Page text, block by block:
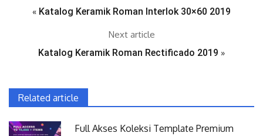
« Katalog Keramik Roman Interlok 30×60 2019
Next article
Katalog Keramik Roman Rectificado 2019 »
Related article
Full Akses Koleksi Template Premium